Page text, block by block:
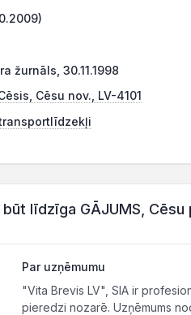
žurnāls, 30.11.1998
Cēsu nov., LV-4101
līdzīga GĀJUMS,
Par uzņēmumu
"Vita Brevis LV", SIA ir
pieredzi nozarē. Uzņēmums